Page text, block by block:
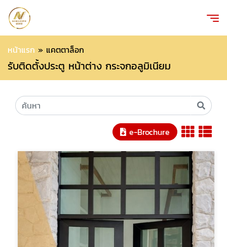
หน้าแรก » แคตตาล็อก
รับติดตั้งประตู หน้าต่าง กระจกอลูมิเนียม
e-Brochure